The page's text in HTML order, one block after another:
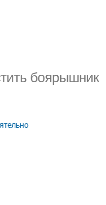
боярышник